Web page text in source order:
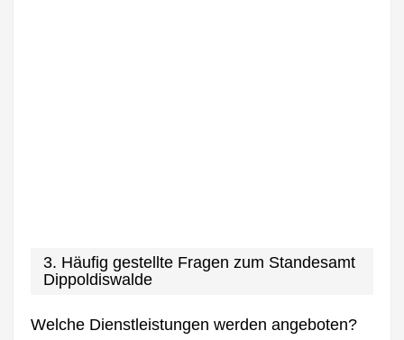
3. Häufig gestellte Fragen zum Standesamt
Dippoldiswalde
Welche Dienstleistungen werden angeboten?